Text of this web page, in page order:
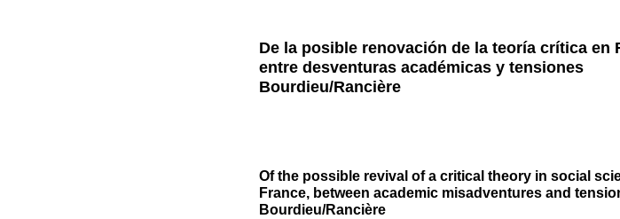
De la posible renovación de la teoría crítica en
entre desventuras académicas y tensiones
Bourdieu/Rancière
Of the possible revival of a critical theory in social
France, between academic misadventures and
Bourdieu/Rancière